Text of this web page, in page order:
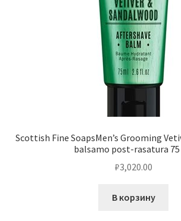
Scottish Fine SoapsMen’s Grooming
balsamo post-rasatura
₽3,020.00
В корзину